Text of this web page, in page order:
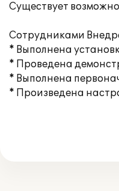
Существует
Сотрудниками
* Выполнена
* Проведена
* Выполнена
* Произведена